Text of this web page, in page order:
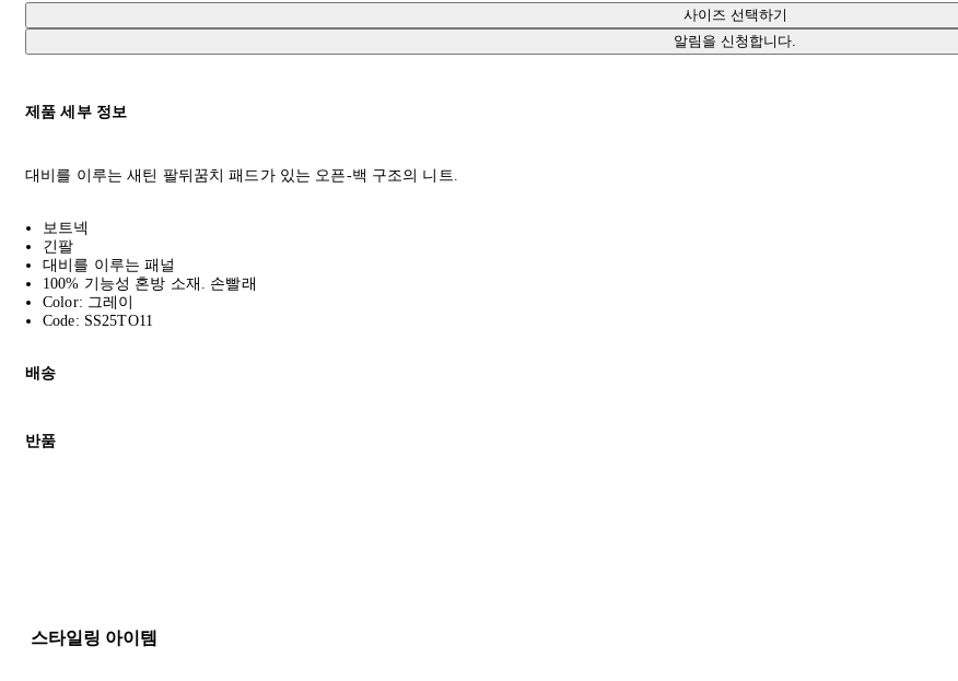
사이즈 선택하기
알림을 신청합니다.
제품 세부 정보
대비를 이루는 새틴 팔뒤꿈치 패드가 있는 오픈-백 구조의 니트.
보트넥
긴팔
대비를 이루는 패널
100% 기능성 혼방 소재. 손빨래
Color: 그레이
Code: SS25TO11
배송
고객님의 위치에 따라 일반 배송과 익스프레스 배송을 제공합니다.
반품
반품 정책에 대한 자세한 내용은
스타일링 아이템